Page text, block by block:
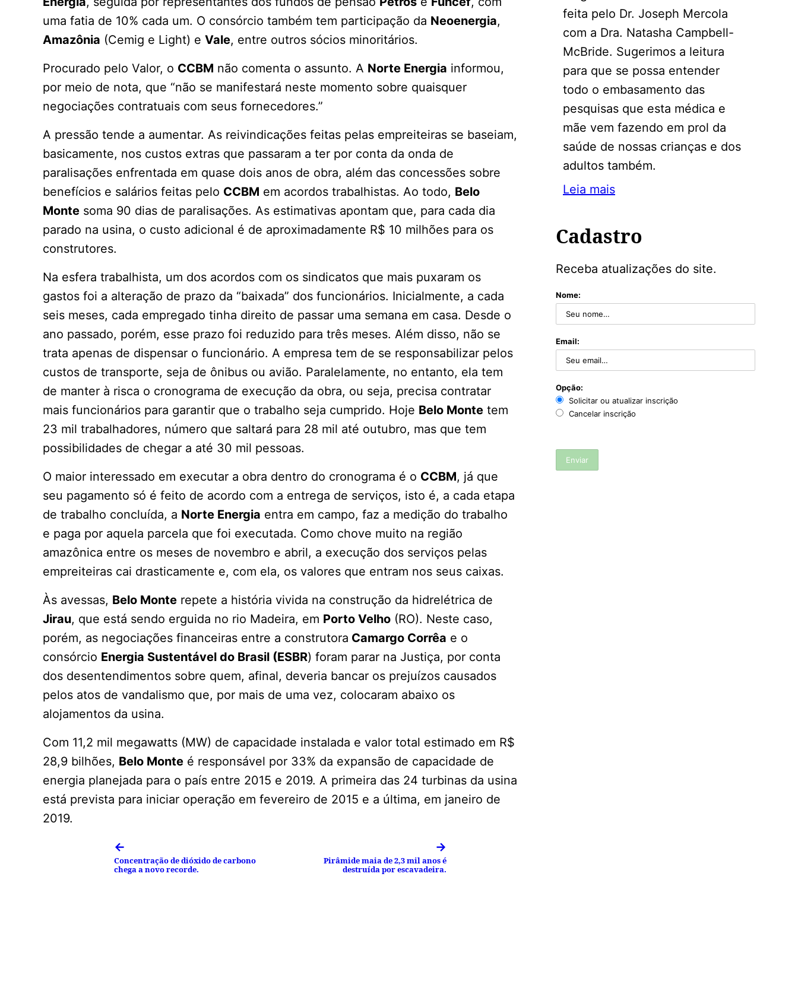
uma fatia de 10% cada um. O consórcio também tem participação da Neoenergia,
Amazônia (Cemig e Light) e Vale, entre outros sócios minoritários.
Procurado pelo Valor, o CCBM não comenta o assunto. A Norte Energia informou,
por meio de nota, que “não se manifestará neste momento sobre quaisquer
negociações contratuais com seus fornecedores.”
A pressão tende a aumentar. As reivindicações feitas pelas empreiteiras se baseiam,
basicamente, nos custos extras que passaram a ter por conta da onda de
paralisações enfrentada em quase dois anos de obra, além das concessões sobre
benefícios e salários feitas pelo CCBM em acordos trabalhistas. Ao todo, Belo
Monte soma 90 dias de paralisações. As estimativas apontam que, para cada dia
parado na usina, o custo adicional é de aproximadamente R$ 10 milhões para os
construtores.
Na esfera trabalhista, um dos acordos com os sindicatos que mais puxaram os
gastos foi a alteração de prazo da “baixada” dos funcionários. Inicialmente, a cada
seis meses, cada empregado tinha direito de passar uma semana em casa. Desde o
ano passado, porém, esse prazo foi reduzido para três meses. Além disso, não se
trata apenas de dispensar o funcionário. A empresa tem de se responsabilizar pelos
custos de transporte, seja de ônibus ou avião. Paralelamente, no entanto, ela tem
de manter à risca o cronograma de execução da obra, ou seja, precisa contratar
mais funcionários para garantir que o trabalho seja cumprido. Hoje Belo Monte tem
23 mil trabalhadores, número que saltará para 28 mil até outubro, mas que tem
possibilidades de chegar a até 30 mil pessoas.
O maior interessado em executar a obra dentro do cronograma é o CCBM, já que
seu pagamento só é feito de acordo com a entrega de serviços, isto é, a cada etapa
de trabalho concluída, a Norte Energia entra em campo, faz a medição do trabalho
e paga por aquela parcela que foi executada. Como chove muito na região
amazônica entre os meses de novembro e abril, a execução dos serviços pelas
empreiteiras cai drasticamente e, com ela, os valores que entram nos seus caixas.
Às avessas, Belo Monte repete a história vivida na construção da hidrelétrica de
Jirau, que está sendo erguida no rio Madeira, em Porto Velho (RO). Neste caso,
porém, as negociações financeiras entre a construtora Camargo Corrêa e o
consórcio Energia Sustentável do Brasil (ESBR) foram parar na Justiça, por conta
dos desentendimentos sobre quem, afinal, deveria bancar os prejuízos causados
pelos atos de vandalismo que, por mais de uma vez, colocaram abaixo os
alojamentos da usina.
Com 11,2 mil megawatts (MW) de capacidade instalada e valor total estimado em R$
28,9 bilhões, Belo Monte é responsável por 33% da expansão de capacidade de
energia planejada para o país entre 2015 e 2019. A primeira das 24 turbinas da usina
está prevista para iniciar operação em fevereiro de 2015 e a última, em janeiro de
2019.
←
Concentração de dióxido de carbono
chega a novo recorde.
→
Pirâmide maia de 2,3 mil anos é
destruída por escavadeira.
feita pelo Dr. Joseph Mercola
com a Dra. Natasha Campbell-
McBride. Sugerimos a leitura
para que se possa entender
todo o embasamento das
pesquisas que esta médica e
mãe vem fazendo em prol da
saúde de nossas crianças e dos
adultos também.
Leia mais
Cadastro
Receba atualizações do site.
Nome:
Email:
Opção:
Solicitar ou atualizar inscrição
Cancelar inscrição